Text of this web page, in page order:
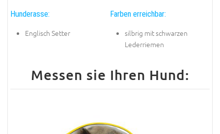
Hunderasse:
Englisch Setter
Farben erreichbar:
silbrig mit schwarzen
Lederriemen
Messen sie Ihren Hund: